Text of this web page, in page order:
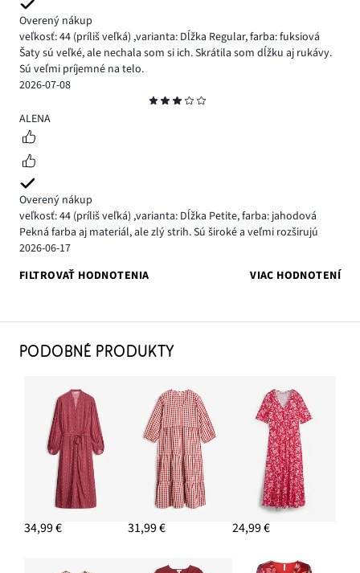
Overený nákup
veľkosť: 44 (príliš veľká) ,varianta: Dĺžka Regular,farba: fuksiová
Šaty sú veľké, ale nechala som si ich. Skrátila som dĺžku aj rukávy.
Sú veľmi príjemné na telo.
2026-07-08
3
ALENA
Overený nákup
veľkosť: 44 (príliš veľká) ,varianta: Dĺžka Petite,farba: jahodová
Pekná farba aj materiál, ale zlý strih. Sú široké a veľmi rozširujú
2026-06-17
FILTROVAŤ HODNOTENIA
VIAC HODNOTENÍ
PODOBNÉ PRODUKTY
34,99 € 31,99 € 24,99 €